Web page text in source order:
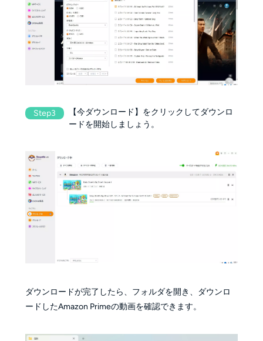
Step3
【今ダウンロード】をクリックしてダウンロ
ードを開始しましょう。
ダウンロードが完了したら、フォルダを開き、ダウンロ
ードしたAmazon Primeの動画を確認できます。